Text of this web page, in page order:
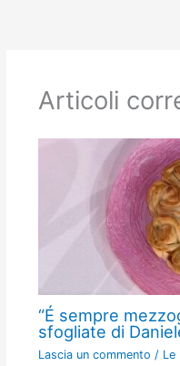
Articoli
“É sempre
sfogliate di
Lascia un commento / Le